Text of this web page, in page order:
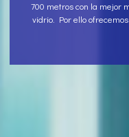
700 metros con la mejor
vidrio. Por ello